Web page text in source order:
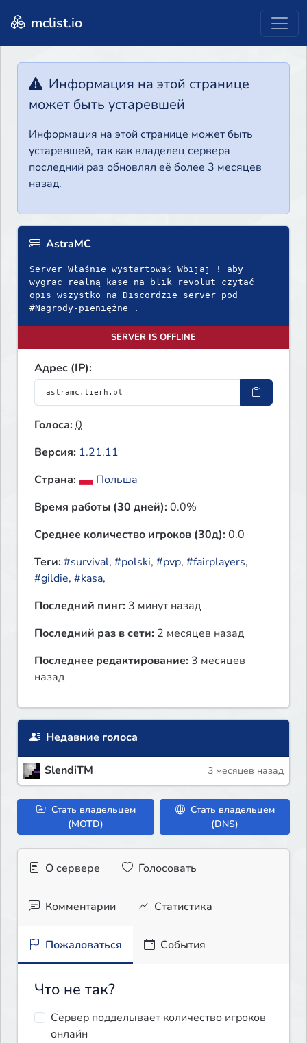
mclist.io
Информация на этой странице
может быть устаревшей
Информация на этой странице может быть
устаревшей, так как владелец сервера
последний раз обновлял её более 3 месяцев
назад.
AstraMC
Server Właśnie wystartował Wbijaj ! aby
wygrac realną kase na blik revolut czytać
opis wszystko na Discordzie server pod
#Nagrody-pieniężne .
SERVER IS OFFLINE
Адрес (IP):
Голоса:0
Версия: 1.21.11
Страна:
Польша
Время работы (30 дней):0.0%
Среднее количество игроков (30д):0.0
Теги:#survival, #polski, #pvp, #fairplayers,
#gildie, #kasa,
Последний пинг: 3 минут назад
Последний раз в сети: 2 месяцев назад
Последнее редактирование: 3 месяцев
назад
Недавние голоса
SlendiTM 3 месяцев назад
Стать владельцем
(MOTD)
Стать владельцем
(DNS)
О сервере Голосовать
Комментарии Статистика
Пожаловаться События
Что не так?
Сервер подделывает количество игроков
онлайн